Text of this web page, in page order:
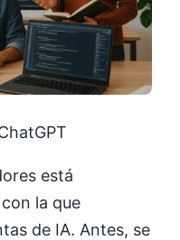
está
la que
de IA. Antes, se